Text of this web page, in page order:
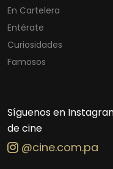
En Cartelera
Entérate
Curiosidades
Famosos
Síguenos en
de cine
@cine.com.pa